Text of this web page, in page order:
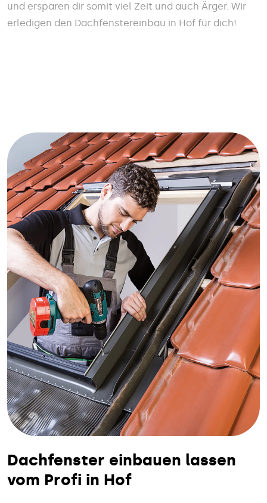
und ersparen dir somit viel Zeit und auch Ärger. Wir
erledigen den Dachfenstereinbau in Hof für dich!
Dachfenster einbauen lassen
vom Profi in Hof